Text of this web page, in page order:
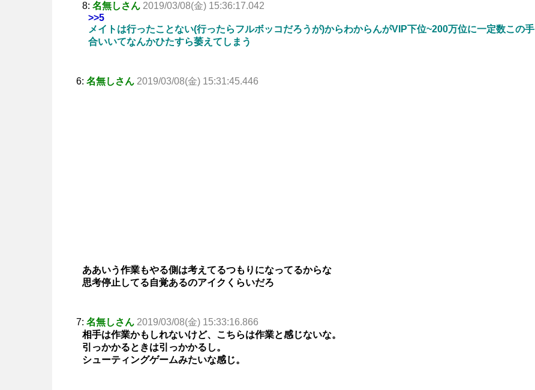
8: 名無しさん 2019/03/08(金) 15:36:17.042
>>5
メイトは行ったことない(行ったらフルボッコだろうが)からわからんがVIP下位~200万位に一定数この手
合いいてなんかひたすら萎えてしまう
6: 名無しさん 2019/03/08(金) 15:31:45.446
ああいう作業もやる側は考えてるつもりになってるからな
思考停止してる自覚あるのアイクくらいだろ
7: 名無しさん 2019/03/08(金) 15:33:16.866
相手は作業かもしれないけど、こちらは作業と感じないな。
引っかかるときは引っかかるし。
シューティングゲームみたいな感じ。